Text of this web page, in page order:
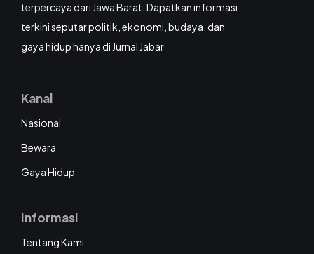
terpercaya dari Jawa Barat. Dapatkan informasi
terkini seputar politik, ekonomi, budaya, dan
gaya hidup hanya di Jurnal Jabar
Kanal
Nasional
Bewara
Gaya Hidup
Informasi
Tentang Kami